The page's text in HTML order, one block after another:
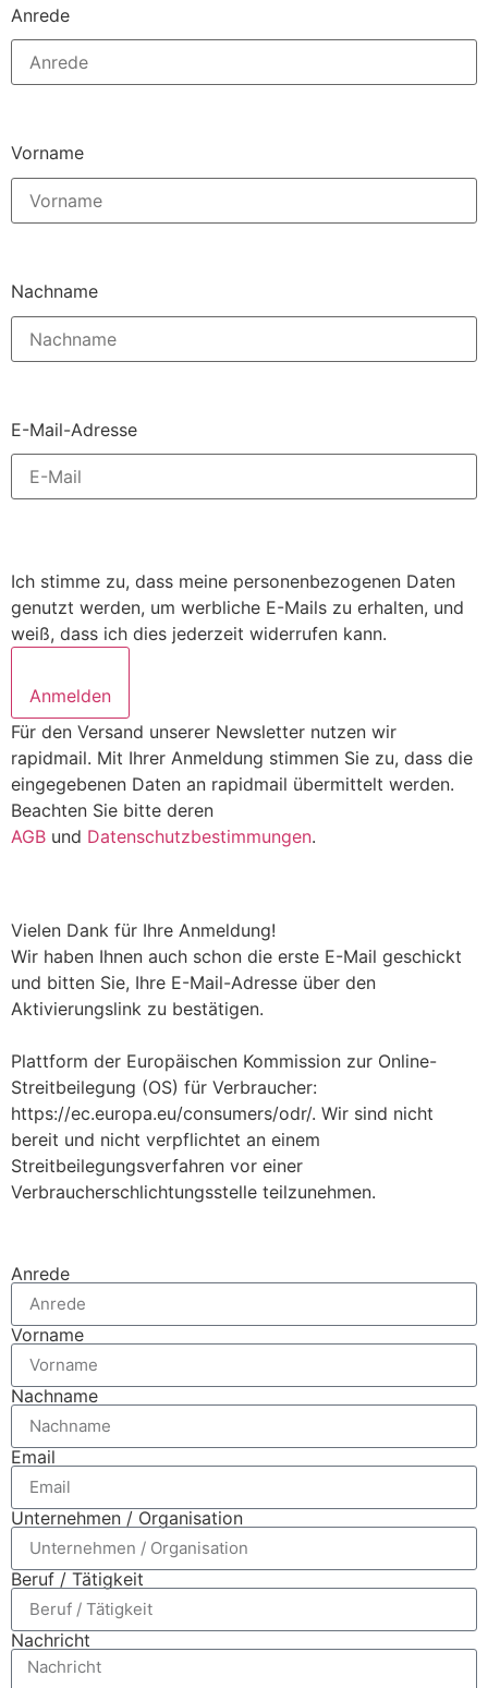
Anrede
Vorname
Nachname
E-Mail-Adresse
Ich stimme zu, dass meine personenbezogenen Daten
genutzt werden, um werbliche E-Mails zu erhalten, und
weiß, dass ich dies jederzeit widerrufen kann.
Anmelden
Für den Versand unserer Newsletter nutzen wir
rapidmail. Mit Ihrer Anmeldung stimmen Sie zu, dass die
eingegebenen Daten an rapidmail übermittelt werden.
Beachten Sie bitte deren
AGB und Datenschutzbestimmungen.
Vielen Dank für Ihre Anmeldung!
Wir haben Ihnen auch schon die erste E-Mail geschickt
und bitten Sie, Ihre E-Mail-Adresse über den
Aktivierungslink zu bestätigen.
Plattform der Europäischen Kommission zur Online-
Streitbeilegung (OS) für Verbraucher:
https://ec.europa.eu/consumers/odr/. Wir sind nicht
bereit und nicht verpflichtet an einem
Streitbeilegungsverfahren vor einer
Verbraucherschlichtungsstelle teilzunehmen.
Anrede
Vorname
Nachname
Email
Unternehmen / Organisation
Beruf / Tätigkeit
Nachricht